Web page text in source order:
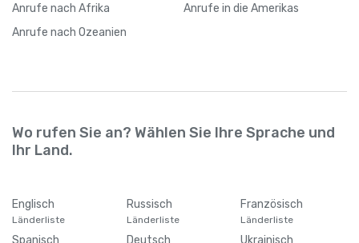
Anrufe nach Afrika Anrufe in die Amerikas
Anrufe nach Ozeanien
Wo rufen Sie an? Wählen Sie Ihre Sprache und
Ihr Land.
Englisch
Länderliste
Russisch
Länderliste
Französisch
Länderliste
Spanisch Deutsch Ukrainisch